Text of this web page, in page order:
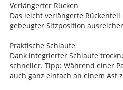
Verlängerter Rücken
Das leicht verlängerte
gebeugter Sitzposition
Praktische Schlaufe
Dank integrierter Schlaufe
schneller. Tipp: Während einer
auch ganz einfach an einem Ast